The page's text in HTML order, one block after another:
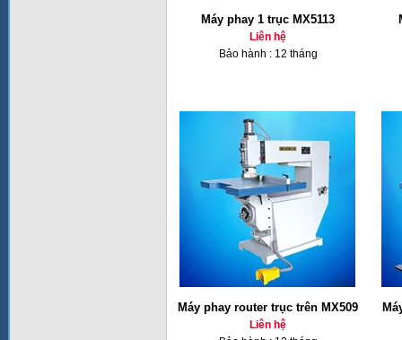
Máy phay 1 trục MX5113
Liên hệ
Bảo hành : 12 tháng
Máy phay router trục trên MX509
Liên hệ